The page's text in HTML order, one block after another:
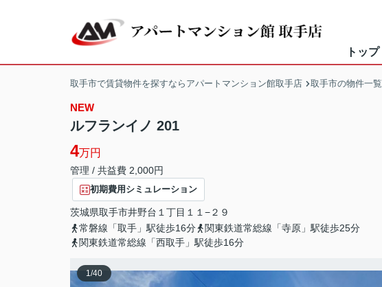
トップ
取手市で賃貸物件を探すならアパートマンション館取手店 取手市の物件一覧
NEW
ルフランイノ 201
4万円
管理 / 共益費 2,000円
初期費用シミュレーション
茨城県取手市井野台 １丁目１１−２９
常磐線「取手」駅徒歩16分
関東鉄道常総線「寺原」駅徒歩25分
関東鉄道常総線「西取手」駅徒歩16分
1/40